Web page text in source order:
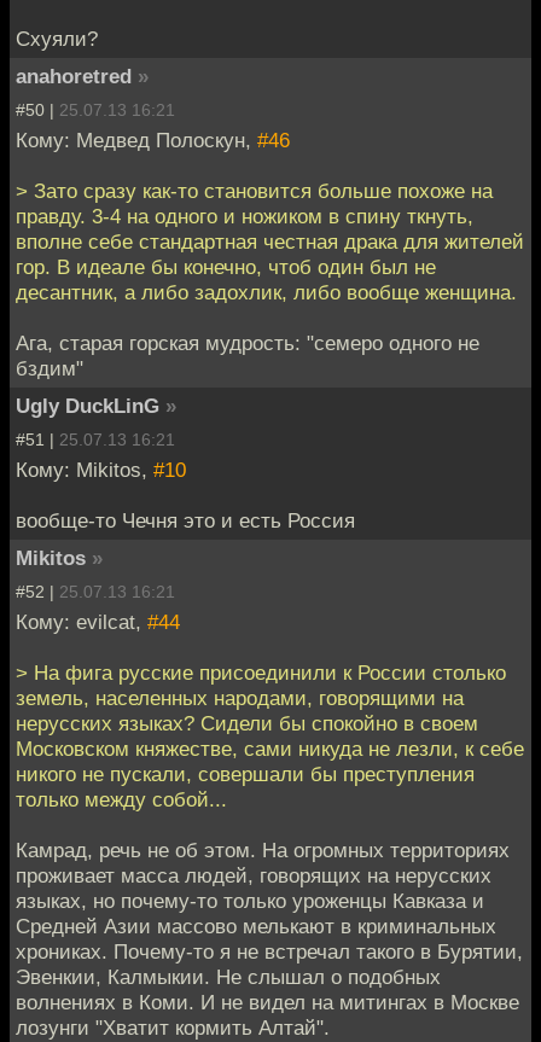
Схуяли?
anahoretred »
#50 | 25.07.13 16:21
Кому: Медвед Полоскун, #46
> Зато сразу как-то становится больше похоже на
правду. 3-4 на одного и ножиком в спину ткнуть,
вполне себе стандартная честная драка для жителей
гор. В идеале бы конечно, чтоб один был не
десантник, а либо задохлик, либо вообще женщина.
Ага, старая горская мудрость: "семеро одного не
бздим"
Ugly DuckLinG »
#51 | 25.07.13 16:21
Кому: Mikitos, #10
вообще-то Чечня это и есть Россия
Mikitos »
#52 | 25.07.13 16:21
Кому: evilcat, #44
> На фига русские присоединили к России столько
земель, населенных народами, говорящими на
нерусских языках? Сидели бы спокойно в своем
Московском княжестве, сами никуда не лезли, к себе
никого не пускали, совершали бы преступления
только между собой...
Камрад, речь не об этом. На огромных территориях
проживает масса людей, говорящих на нерусских
языках, но почему-то только уроженцы Кавказа и
Средней Азии массово мелькают в криминальных
хрониках. Почему-то я не встречал такого в Бурятии,
Эвенкии, Калмыкии. Не слышал о подобных
волнениях в Коми. И не видел на митингах в Москве
лозунги "Хватит кормить Алтай".